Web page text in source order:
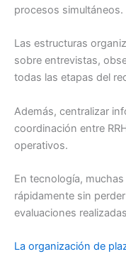
procesos simultáneos.
Las estructuras
sobre entrevistas,
todas las etapas del
Además, centralizar
coordinación entre
operativos.
En tecnología,
rápidamente sin
evaluaciones
La organización de